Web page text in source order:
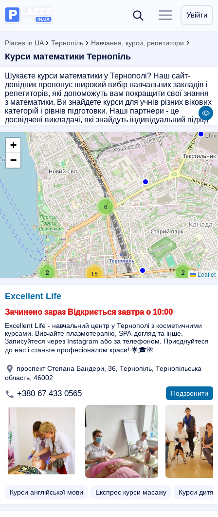
Увійти
Places in UA Тернопіль Навчання, курси, репетитори
Курси математики Тернопіль
Шукаєте курси математики у Тернополі? Наш сайт-
довідник пропонує широкий вибір навчальних закладів і
репетиторів, які допоможуть вам покращити свої знання
з математики. Ви знайдете курси для учнів різних вікових
категорій і рівнів підготовки. Наші партнери - це
досвідчені викладачі, які знайдуть індивідуальний підхід
сайті і отримайте можливість покращити свої знання і
навички у цій науці.
2
6
15
2
+
−
Leaflet
Excellent Life
Зачинено зараз Відкриється завтра о 10:00
Excellent Life - навчальний центр у Тернополі з косметичними
курсами. Вивчайте плазмотерапію, SPA-догляд та інше.
Записуйтеся через Instagram або за телефоном. Приєднуйтеся
до нас і станьте професіоналом краси! 🌟🎓🌺
проспект Степана Бандери, 36, Тернопіль, Тернопільська
область, 46002
+380 67 433 0565 Подзвонити
Курси англійської мови Експрес курси масажу Курси